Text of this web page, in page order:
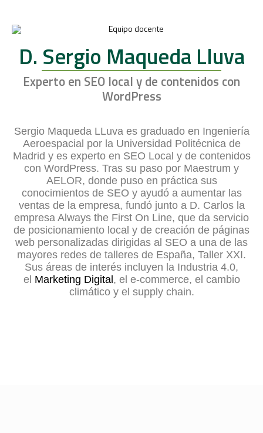
D. Sergio Maqueda Lluva
Experto en SEO local y de contenidos con
WordPress
Sergio Maqueda LLuva es graduado en Ingeniería
Aeroespacial por la Universidad Politécnica de
Madrid y es experto en SEO Local y de contenidos
con WordPress. Tras su paso por Maestrum y
AELOR, donde puso en práctica sus
conocimientos de SEO y ayudó a aumentar las
ventas de la empresa, fundó junto a D. Carlos la
empresa Always the First On Line, que da servicio
de posicionamiento local y de creación de páginas
web personalizadas dirigidas al SEO a una de las
mayores redes de talleres de España, Taller XXI.
Sus áreas de interés incluyen la Industria 4.0,
el Marketing Digital, el e-commerce, el cambio
climático y el supply chain.